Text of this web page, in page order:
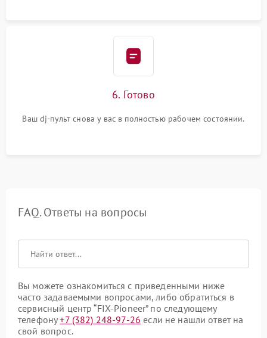
6. Готово
Ваш dj-пульт снова у вас в полностью рабочем состоянии.
FAQ. Ответы на вопросы
Вы можете ознакомиться с приведенными ниже
часто задаваемыми вопросами, либо обратиться в
сервисный центр “FIX-Pioneer” по следующему
телефону+7 (382) 248-97-26 если не нашли ответ на
свой вопрос.